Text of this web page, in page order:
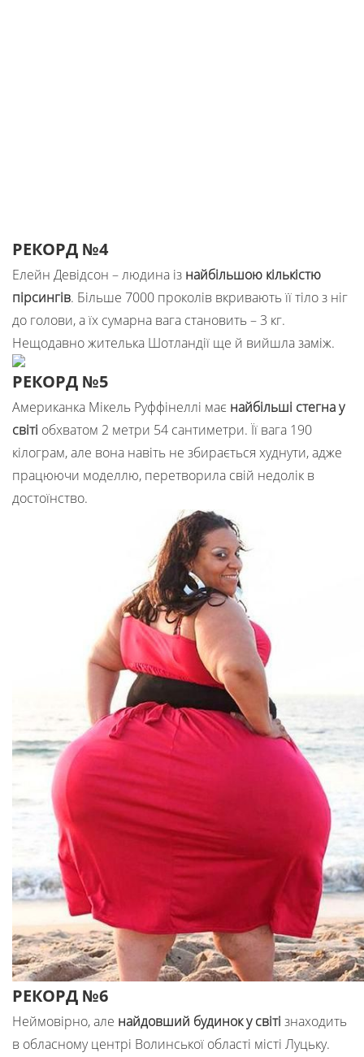
РЕКОРД №4
Елейн Девідсон – людина із найбільшою кількістю
пірсингів. Більше 7000 проколів вкривають її тіло з ніг
до голови, а їх сумарна вага становить – 3 кг.
Нещодавно жителька Шотландії ще й вийшла заміж.
РЕКОРД №5
Американка Мікель Руффінеллі має найбільші стегна у
світі обхватом 2 метри 54 сантиметри. Її вага 190
кілограм, але вона навіть не збирається худнути, адже
працюючи моделлю, перетворила свій недолік в
достоїнство.
РЕКОРД №6
Неймовірно, але найдовший будинок у світі знаходить
в обласному центрі Волинської області місті Луцьку.